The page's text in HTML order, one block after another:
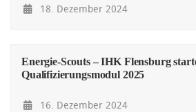
18. Dezember 2024
Energie-Scouts – IHK Flensburg
Qualifizierungsmodul 2025
16. Dezember 2024